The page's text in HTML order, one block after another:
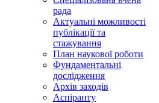
рада
Актуальні можливості
публікації та
стажування
План наукової роботи
Фундаментальні
дослідження
Архів заходів
Аспіранту